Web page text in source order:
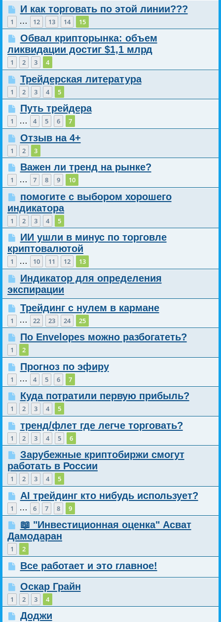
И как торговать по этой линии???
1 … 12 13 14 15
Обвал крипторынка: объем
ликвидации достиг $1,1 млрд
1 2 3 4
Трейдерская литература
1 2 3 4 5
Путь трейдера
1 … 4 5 6 7
Отзыв на 4+
1 2 3
Важен ли тренд на рынке?
1 … 7 8 9 10
помогите с выбором хорошего
индикатора
1 2 3 4 5
ИИ ушли в минус по торговле
криптовалютой
1 … 10 11 12 13
Индикатор для определения
экспирации
Трейдинг с нулем в кармане
1 … 22 23 24 25
По Envelopes можно разбогатеть?
1 2
Прогноз по эфиру
1 … 4 5 6 7
Куда потратили первую прибыль?
1 2 3 4 5
тренд/флет где легче торговать?
1 2 3 4 5 6
Зарубежные криптобиржи смогут
работать в России
1 2 3 4 5
AI трейдинг кто нибудь использует?
1 … 6 7 8 9
📖 "Инвестиционная оценка" Асват
Дамодаран
1 2
Все работает и это главное!
Оскар Грайн
1 2 3 4
Доджи